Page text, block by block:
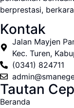
berprestasi,
Kontak
Jalan Mayjen
Kec. Turen,
(0341) 824711
Tautan
Beranda